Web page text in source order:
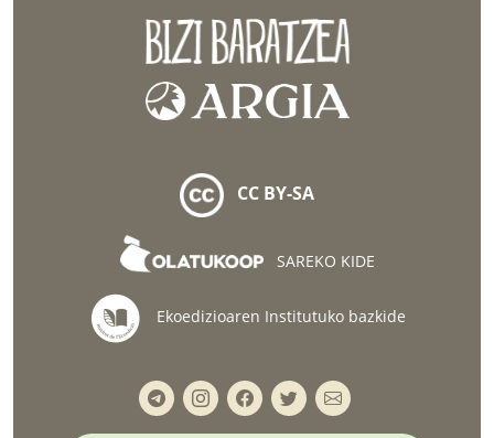
CC BY-SA
SAREKO KIDE
Ekoedizioaren Institutuko bazkide